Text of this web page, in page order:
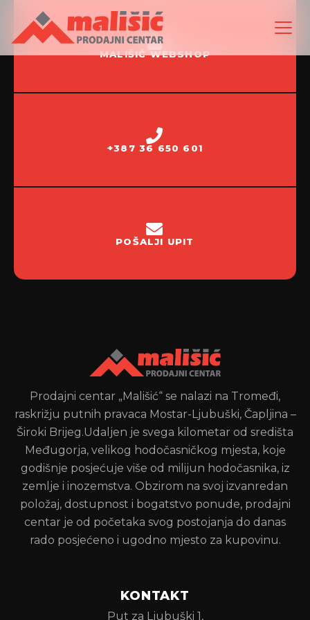
MALIŠIĆ WEBSHOP
+387 36 650 601
POŠALJI UPIT
Prodajni centar „Mališić“ se nalazi na Tromeđi,
raskrižju putnih pravaca Mostar-Ljubuški, Čapljina –
Široki Brijeg.Udaljen je svega kilometar od središta
Međugorja, velikog hodočasničkog mjesta, koje
godišnje posjećuje više od milijun hodočasnika, iz
zemlje i inozemstva. Obzirom na svoj izvanredan
položaj, dostupnost i bogatstvo ponude, prodajni
centar je od početaka svog postojanja do danas
rado posjećeno i ugodno mjesto za kupovinu.
KONTAKT
Put za Ljubuški 1,